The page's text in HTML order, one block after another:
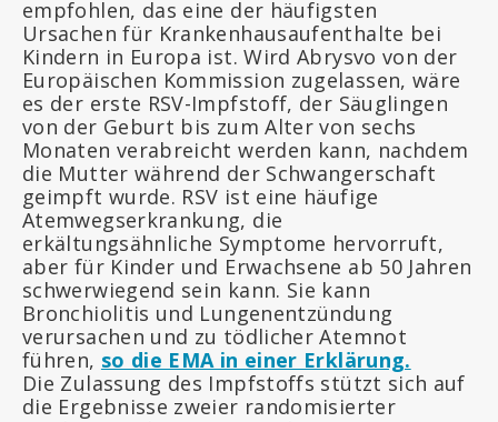
empfohlen, das eine der häufigsten
Ursachen für Krankenhausaufenthalte bei
Kindern in Europa ist. Wird Abrysvo von der
Europäischen Kommission zugelassen, wäre
es der erste RSV-Impfstoff, der Säuglingen
von der Geburt bis zum Alter von sechs
Monaten verabreicht werden kann, nachdem
die Mutter während der Schwangerschaft
geimpft wurde. RSV ist eine häufige
Atemwegserkrankung, die
erkältungsähnliche Symptome hervorruft,
aber für Kinder und Erwachsene ab 50 Jahren
schwerwiegend sein kann. Sie kann
Bronchiolitis und Lungenentzündung
verursachen und zu tödlicher Atemnot
führen, so die EMA in einer Erklärung.
Die Zulassung des Impfstoffs stützt sich auf
die Ergebnisse zweier randomisierter